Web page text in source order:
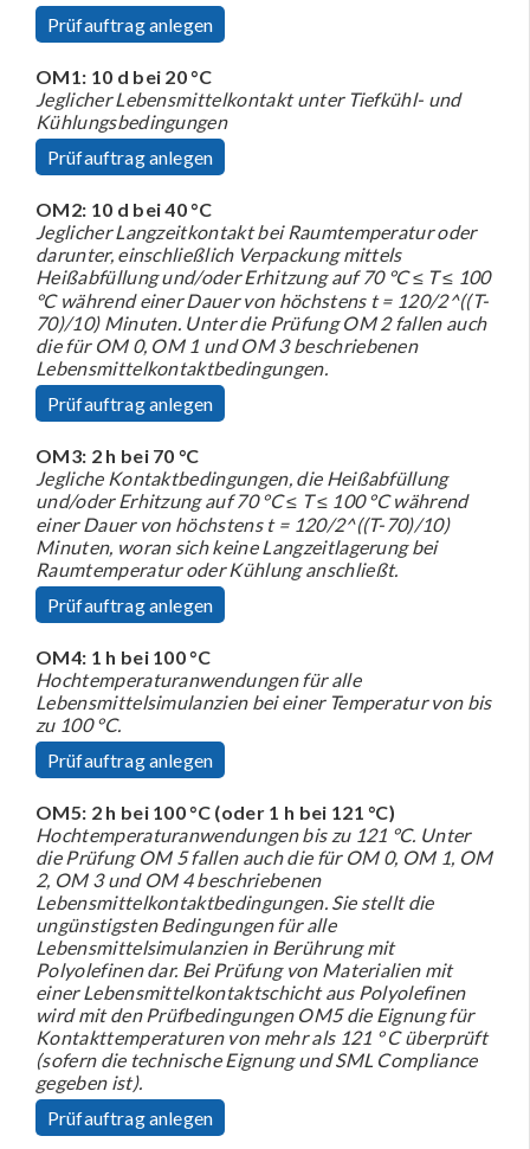
Prüfauftrag anlegen
OM1: 10 d bei 20 °C
Jeglicher Lebensmittelkontakt unter Tiefkühl- und
Kühlungsbedingungen
Prüfauftrag anlegen
OM2: 10 d bei 40 °C
Jeglicher Langzeitkontakt bei Raumtemperatur oder
darunter, einschließlich Verpackung mittels
Heißabfüllung und/oder Erhitzung auf 70 °C ≤ T ≤ 100
°C während einer Dauer von höchstens t = 120/2^((T-
70)/10) Minuten. Unter die Prüfung OM 2 fallen auch
die für OM 0, OM 1 und OM 3 beschriebenen
Lebensmittelkontaktbedingungen.
Prüfauftrag anlegen
OM3: 2 h bei 70 °C
Jegliche Kontaktbedingungen, die Heißabfüllung
und/oder Erhitzung auf 70 °C ≤ T ≤ 100 °C während
einer Dauer von höchstens t = 120/2^((T-70)/10)
Minuten, woran sich keine Langzeitlagerung bei
Raumtemperatur oder Kühlung anschließt.
Prüfauftrag anlegen
OM4: 1 h bei 100 °C
Hochtemperaturanwendungen für alle
Lebensmittelsimulanzien bei einer Temperatur von bis
zu 100 °C.
Prüfauftrag anlegen
OM5: 2 h bei 100 °C (oder 1 h bei 121 °C)
Hochtemperaturanwendungen bis zu 121 °C. Unter
die Prüfung OM 5 fallen auch die für OM 0, OM 1, OM
2, OM 3 und OM 4 beschriebenen
Lebensmittelkontaktbedingungen. Sie stellt die
ungünstigsten Bedingungen für alle
Lebensmittelsimulanzien in Berührung mit
Polyolefinen dar. Bei Prüfung von Materialien mit
einer Lebensmittelkontaktschicht aus Polyolefinen
wird mit den Prüfbedingungen OM5 die Eignung für
Kontakttemperaturen von mehr als 121 ° C überprüft
(sofern die technische Eignung und SML Compliance
gegeben ist).
Prüfauftrag anlegen